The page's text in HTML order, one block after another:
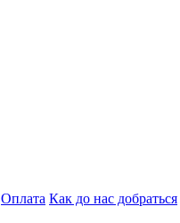
Оплата Как до нас добраться